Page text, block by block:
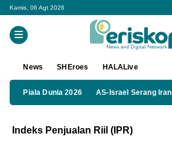
Kamis, 06 Agt 2026
News SHEroes HALALive
Piala Dunia 2026 AS-Israel Serang Iran
Indeks Penjualan Riil (IPR)